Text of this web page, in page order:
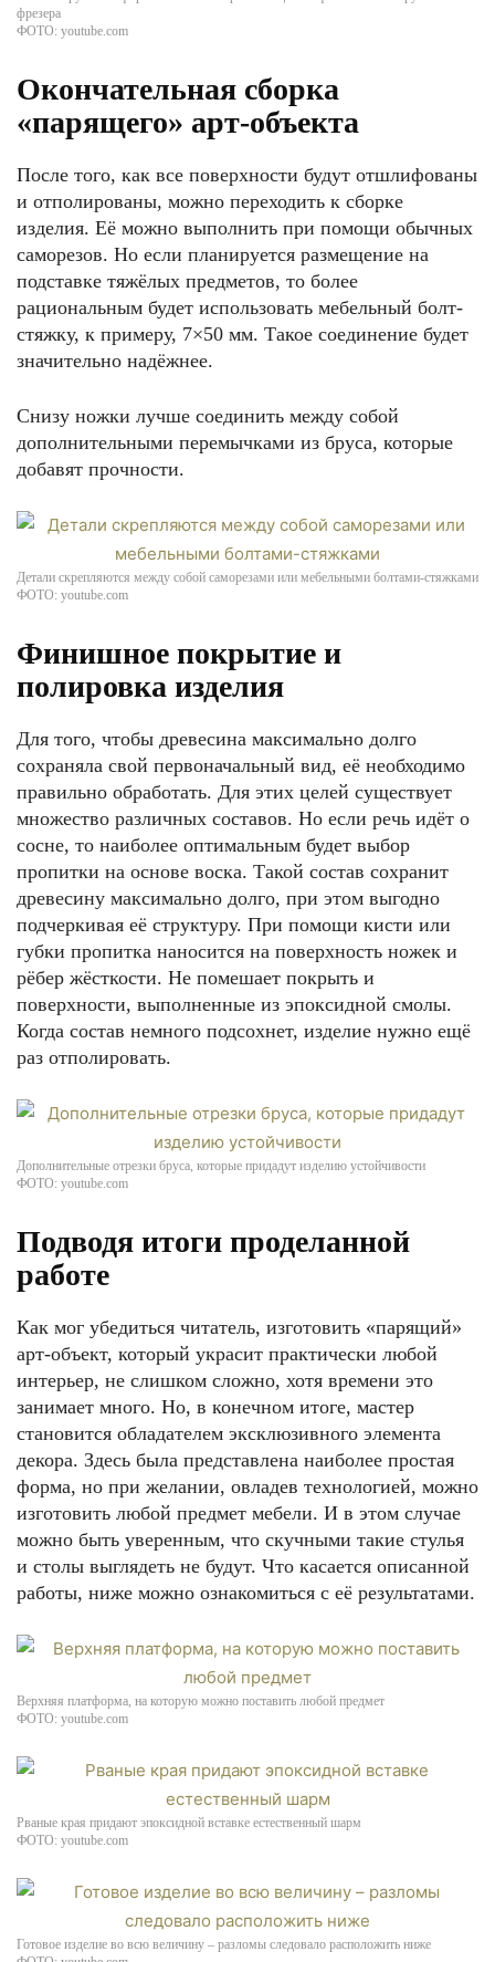
фрезера
ФОТО: youtube.com
Окончательная сборка
«парящего» арт-объекта
После того, как все поверхности будут отшлифованы
и отполированы, можно переходить к сборке
изделия. Её можно выполнить при помощи обычных
саморезов. Но если планируется размещение на
подставке тяжёлых предметов, то более
рациональным будет использовать мебельный болт-
стяжку, к примеру, 7×50 мм. Такое соединение будет
значительно надёжнее.
Снизу ножки лучше соединить между собой
дополнительными перемычками из бруса, которые
добавят прочности.
Детали скрепляются между собой саморезами или мебельными болтами-стяжками
ФОТО: youtube.com
Финишное покрытие и
полировка изделия
Для того, чтобы древесина максимально долго
сохраняла свой первоначальный вид, её необходимо
правильно обработать. Для этих целей существует
множество различных составов. Но если речь идёт о
сосне, то наиболее оптимальным будет выбор
пропитки на основе воска. Такой состав сохранит
древесину максимально долго, при этом выгодно
подчеркивая её структуру. При помощи кисти или
губки пропитка наносится на поверхность ножек и
рёбер жёсткости. Не помешает покрыть и
поверхности, выполненные из эпоксидной смолы.
Когда состав немного подсохнет, изделие нужно ещё
раз отполировать.
Дополнительные отрезки бруса, которые придадут изделию устойчивости
ФОТО: youtube.com
Подводя итоги проделанной
работе
Как мог убедиться читатель, изготовить «парящий»
арт-объект, который украсит практически любой
интерьер, не слишком сложно, хотя времени это
занимает много. Но, в конечном итоге, мастер
становится обладателем эксклюзивного элемента
декора. Здесь была представлена наиболее простая
форма, но при желании, овладев технологией, можно
изготовить любой предмет мебели. И в этом случае
можно быть уверенным, что скучными такие стулья
и столы выглядеть не будут. Что касается описанной
работы, ниже можно ознакомиться с её результатами.
Верхняя платформа, на которую можно поставить любой предмет
ФОТО: youtube.com
Рваные края придают эпоксидной вставке естественный шарм
ФОТО: youtube.com
Готовое изделие во всю величину – разломы следовало расположить ниже